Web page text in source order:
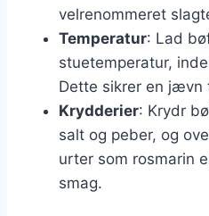
velrenommeret
Temperatur: Lad
stuetemperatur,
Dette sikrer en jævn
Krydderier: Krydr
salt og peber, og
urter som rosmarin
smag.